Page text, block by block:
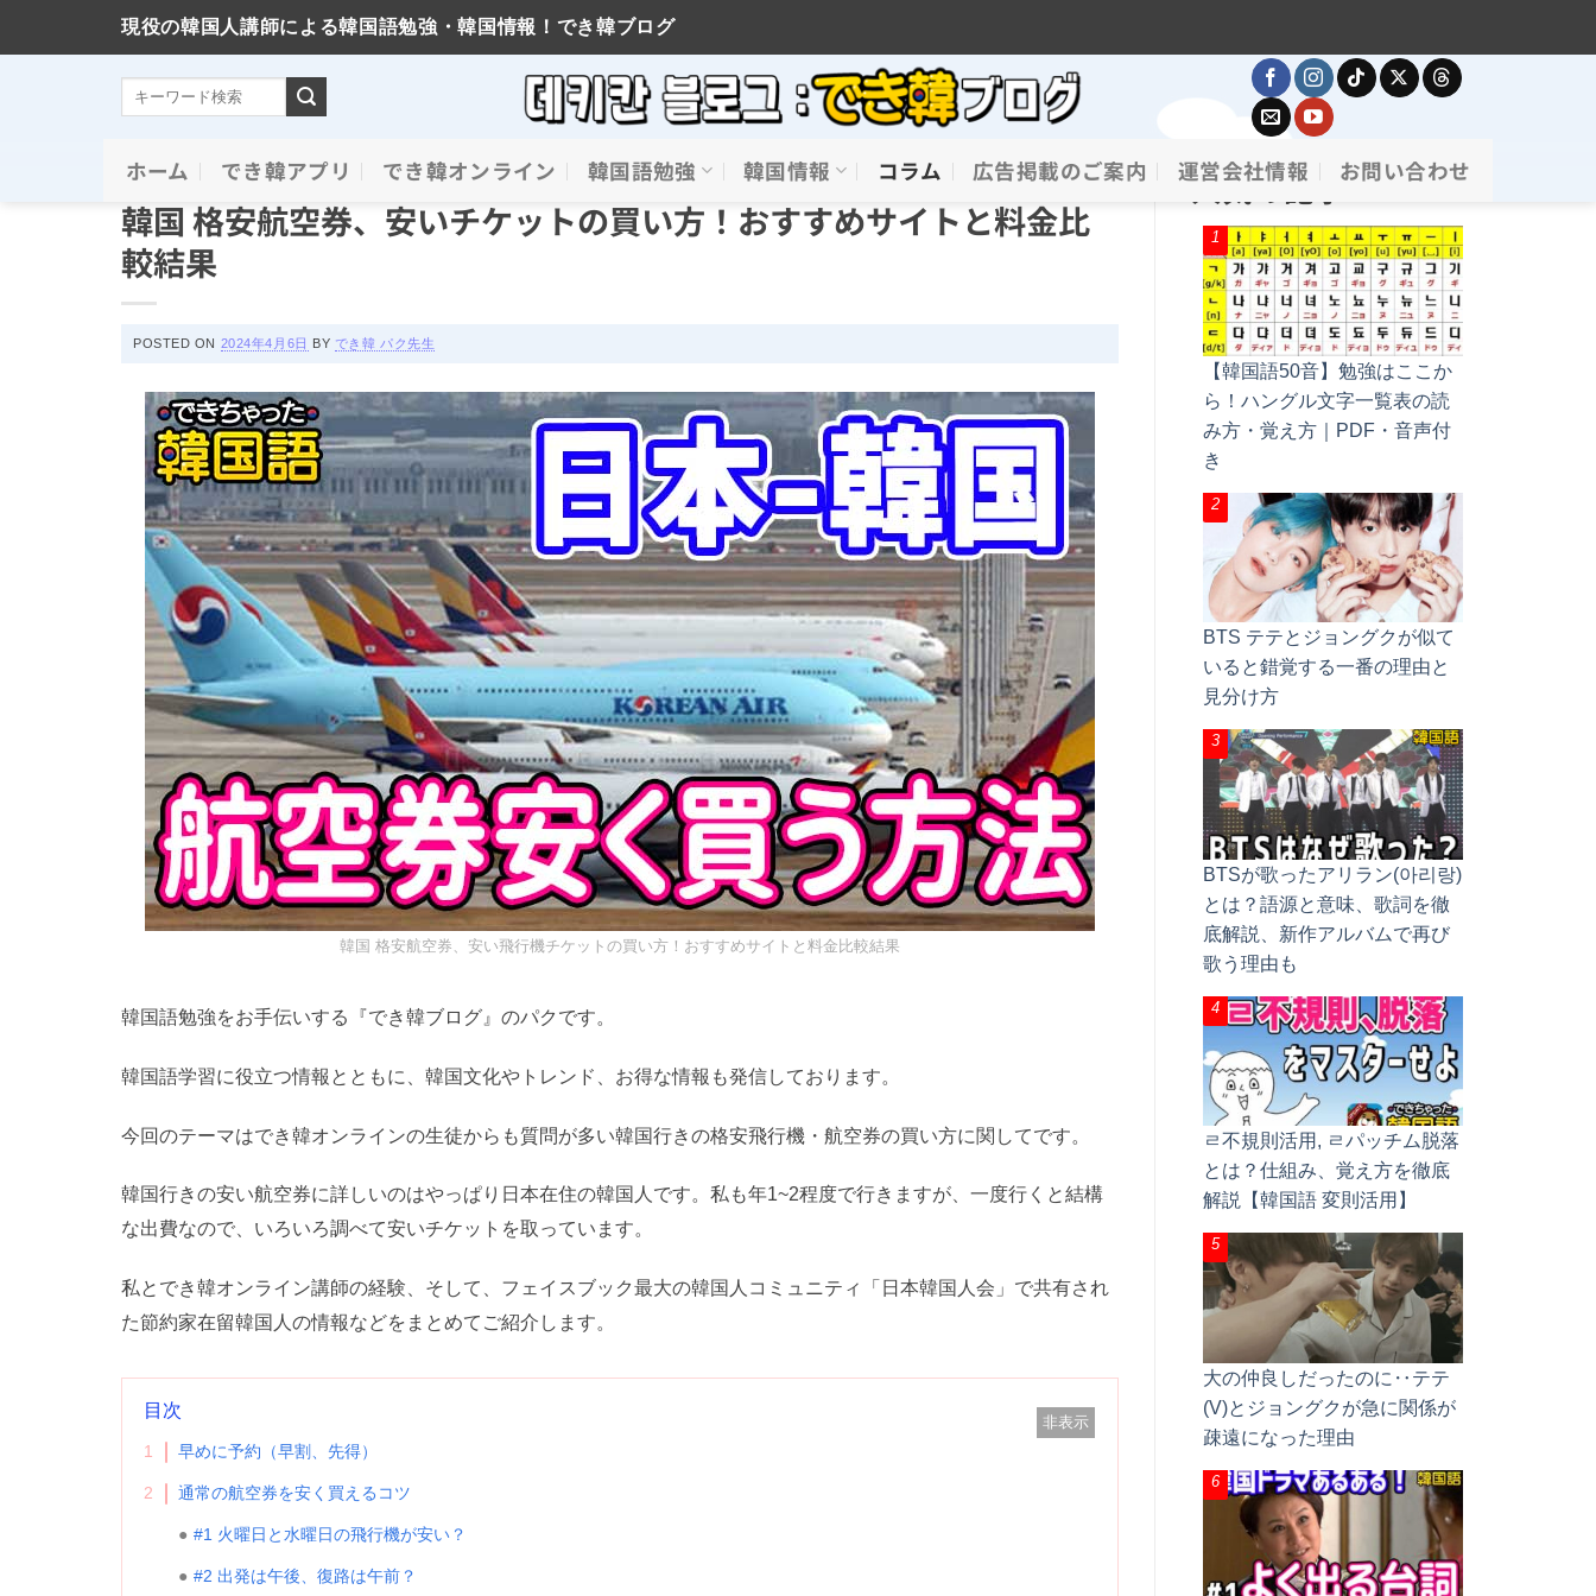
現役の韓国人講師による韓国語勉強・韓国情報！でき韓ブログ
ホーム でき韓アプリ でき韓オンライン 韓国語勉強 韓国情報 コラム 広告掲載のご案内 運営会社情報 お問い合わせ
コラム＆ニュース
韓国 格安航空券、安いチケットの買い方！おすすめサイトと料金比
較結果
POSTED ON 2024年4月6日 BY でき韓 パク先生
韓国 格安航空券、安い飛行機チケットの買い方！おすすめサイトと料金比較結果
韓国語勉強をお手伝いする『でき韓ブログ』のパクです。
韓国語学習に役立つ情報とともに、韓国文化やトレンド、お得な情報も発信しております。
今回のテーマはでき韓オンラインの生徒からも質問が多い韓国行きの格安飛行機・航空券の買い方に関してです。
韓国行きの安い航空券に詳しいのはやっぱり日本在住の韓国人です。私も年1~2程度で行きますが、一度行くと結構
な出費なので、いろいろ調べて安いチケットを取っています。
私とでき韓オンライン講師の経験、そして、フェイスブック最大の韓国人コミュニティ「日本韓国人会」で共有され
た節約家在留韓国人の情報などをまとめてご紹介します。
目次
非表示
1 早めに予約（早割、先得）
2 通常の航空券を安く買えるコツ
#1 火曜日と水曜日の飛行機が安い？
#2 出発は午後、復路は午前？
人気の記事
【韓国語50音】勉強はここか
ら！ハングル文字一覧表の読
み方・覚え方｜PDF・音声付
き
BTS テテとジョングクが似て
いると錯覚する一番の理由と
見分け方
BTSが歌ったアリラン(아리랑)
とは？語源と意味、歌詞を徹
底解説、新作アルバムで再び
歌う理由も
ㄹ不規則活用, ㄹパッチム脱落
とは？仕組み、覚え方を徹底
解説【韓国語 変則活用】
大の仲良しだったのに‥テテ
(V)とジョングクが急に関係が
疎遠になった理由